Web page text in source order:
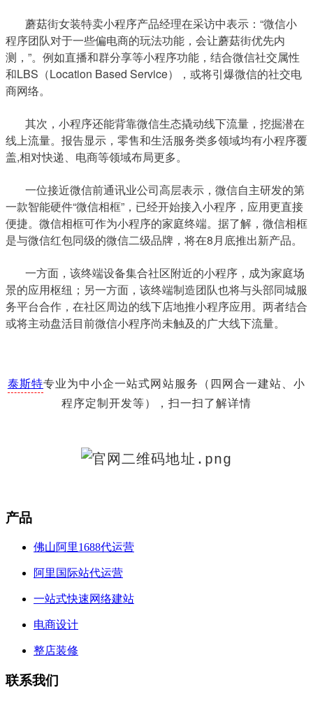
蘑菇街女装特卖小程序产品经理在采访中表示：“微信小
程序团队对于一些偏电商的玩法功能，会让蘑菇街优先内
测，”。例如直播和群分享等小程序功能，结合微信社交属性
和LBS（Location Based Service），或将引爆微信的社交电
商网络。
其次，小程序还能背靠微信生态撬动线下流量，挖掘潜在
线上流量。报告显示，零售和生活服务类多领域均有小程序覆
盖,相对快递、电商等领域布局更多。
一位接近微信前通讯业公司高层表示，微信自主研发的第
一款智能硬件“微信相框”，已经开始接入小程序，应用更直接
便捷。微信相框可作为小程序的家庭终端。据了解，微信相框
是与微信红包同级的微信二级品牌，将在8月底推出新产品。
一方面，该终端设备集合社区附近的小程序，成为家庭场
景的应用枢纽；另一方面，该终端制造团队也将与头部同城服
务平台合作，在社区周边的线下店地推小程序应用。两者结合
或将主动盘活目前微信小程序尚未触及的广大线下流量。
泰斯特专业为中小企一站式网站服务（四网合一建站、小
程序定制开发等），扫一扫了解详情
产品
佛山阿里1688代运营
阿里国际站代运营
一站式快速网络建站
电商设计
整店装修
联系我们